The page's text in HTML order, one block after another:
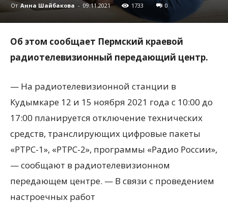
От Анна Шайбакова - 09.11.2021 1733 0
Об этом сообщает Пермский краевой
радиотелевизионный передающий центр.
— На радиотелевизионной станции в
Кудымкаре 12 и 15 ноября 2021 года с 10:00 до
17:00 планируется отключение технических
средств, транслирующих цифровые пакеты
«РТРС-1», «РТРС-2», программы «Радио России»,
— сообщают в радиотелевизионном
передающем центре. — В связи с проведением
настроечных работ